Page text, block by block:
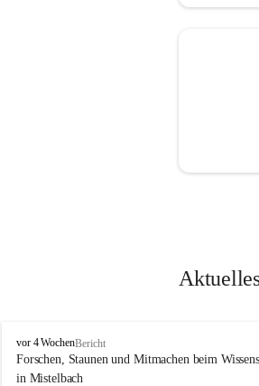
V
o
l
vor 4 WochenBericht
Forschen, Staunen und Mitmachen beim
in Mistelbach